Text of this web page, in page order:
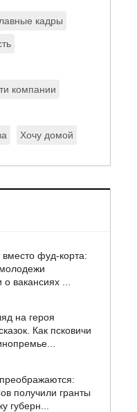
кадры
компании
Хочу домой
фуд-корта:
о вакансиях ...
на героя
Как псковичи
получили гранты
губерн...